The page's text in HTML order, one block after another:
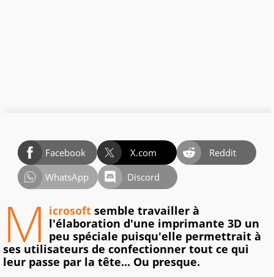
Facebook X.com
Reddit
WhatsApp
Discord
M icrosoft semble travailler à
l'élaboration d'une imprimante 3D un
peu spéciale puisqu'elle permettrait à
ses utilisateurs de confectionner tout ce qui
leur passe par la tête... Ou presque.